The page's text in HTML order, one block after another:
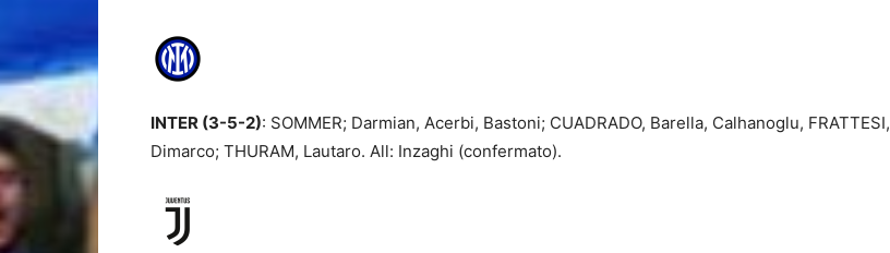
INTER (3-5-2): SOMMER; Darmian, Acerbi, Bastoni; CUADRADO, Barella, Calhanoglu, FRATTESI,
Dimarco; THURAM, Lautaro. All: Inzaghi (confermato).